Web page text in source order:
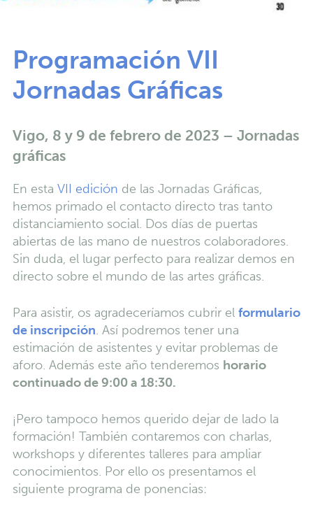
Programación VII
Jornadas Gráficas
Vigo, 8 y 9 de febrero de 2023 – Jornadas
gráficas
En esta VII edición de las Jornadas Gráficas,
hemos primado el contacto directo tras tanto
distanciamiento social. Dos días de puertas
abiertas de las mano de nuestros colaboradores.
Sin duda, el lugar perfecto para realizar demos en
directo sobre el mundo de las artes gráficas.
Para asistir, os agradeceríamos cubrir el formulario
de inscripción. Así podremos tener una
estimación de asistentes y evitar problemas de
aforo. Además este año tenderemos horario
continuado de 9:00 a 18:30.
¡Pero tampoco hemos querido dejar de lado la
formación! También contaremos con charlas,
workshops y diferentes talleres para ampliar
conocimientos. Por ello os presentamos el
siguiente programa de ponencias: